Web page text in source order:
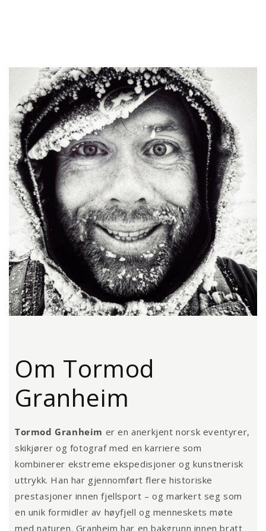
Om Tormod
Granheim
Tormod Granheim er en anerkjent norsk eventyrer,
skikjører og fotograf med en karriere som
kombinerer ekstreme ekspedisjoner og kunstnerisk
uttrykk. Han har gjennomført flere historiske
prestasjoner innen fjellsport – og markert seg som
en unik formidler av høyfjell og menneskets møte
med naturen. Granheim har en bakgrunn innen bratt